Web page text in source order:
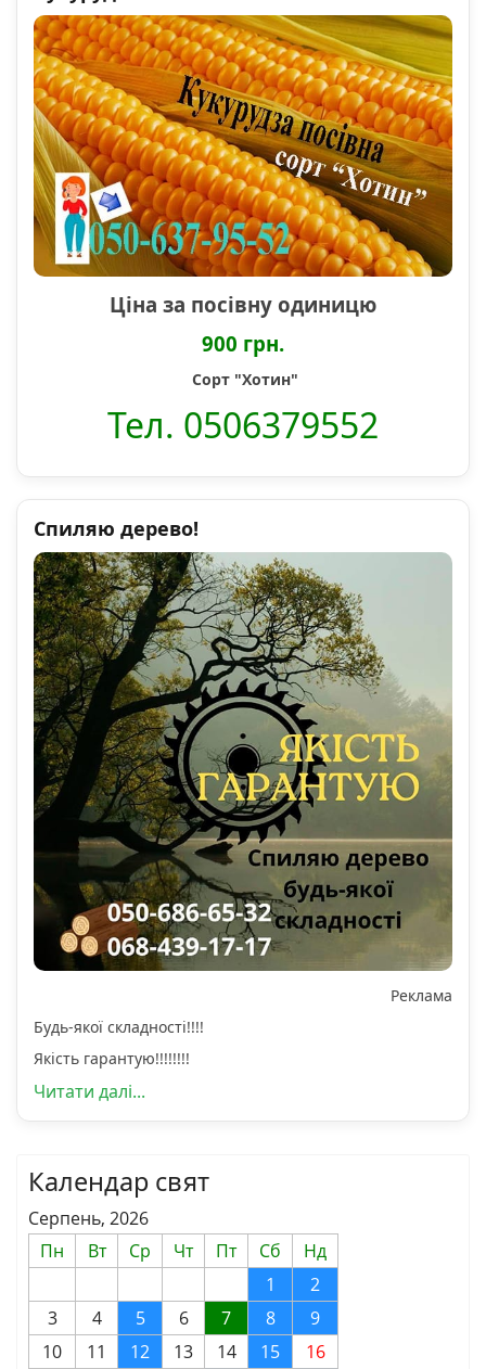
Ціна за посівну одиницю
900 грн.
Сорт "Хотин"
Тел. 0506379552
Спиляю дерево!
Реклама
Будь-якої складності!!!!
Якість гарантую!!!!!!!!
Читати далі...
Календар свят
Серпень, 2026
Пн
Вт Ср Чт Пт Сб
Нд
1
2
3
4 5 6 7 8
9
10
11 12 13 14 15
16